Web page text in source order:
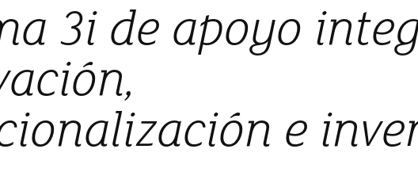
3i de apoyo
e